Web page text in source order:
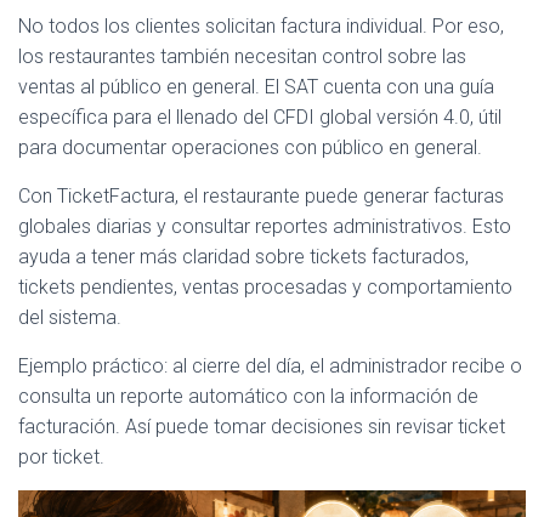
No todos los clientes solicitan factura individual. Por eso,
los restaurantes también necesitan control sobre las
ventas al público en general. El SAT cuenta con una guía
específica para el llenado del CFDI global versión 4.0, útil
para documentar operaciones con público en general.
Con TicketFactura, el restaurante puede generar facturas
globales diarias y consultar reportes administrativos. Esto
ayuda a tener más claridad sobre tickets facturados,
tickets pendientes, ventas procesadas y comportamiento
del sistema.
Ejemplo práctico: al cierre del día, el administrador recibe o
consulta un reporte automático con la información de
facturación. Así puede tomar decisiones sin revisar ticket
por ticket.